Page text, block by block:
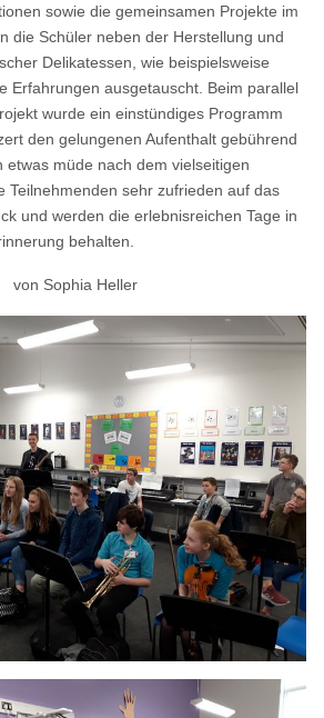
sowie die gemeinsamen Projekte im
die Schüler neben der Herstellung und
Delikatessen, wie beispielsweise
Erfahrungen ausgetauscht. Beim parallel
wurde ein einstündiges Programm
den gelungenen Aufenthalt gebührend
etwas müde nach dem vielseitigen
Teilnehmenden sehr zufrieden auf das
und werden die erlebnisreichen Tage in
behalten.
von Sophia Heller